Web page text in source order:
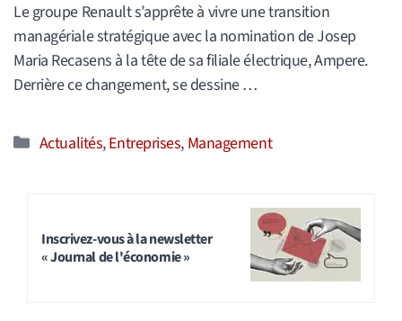
Le groupe Renault s’apprête à vivre une transition
managériale stratégique avec la nomination de Josep
Maria Recasens à la tête de sa filiale électrique, Ampere.
Derrière ce changement, se dessine …
Catégories
Actualités,Entreprises, Management
Inscrivez-vous à la newsletter
« Journal de l'économie »